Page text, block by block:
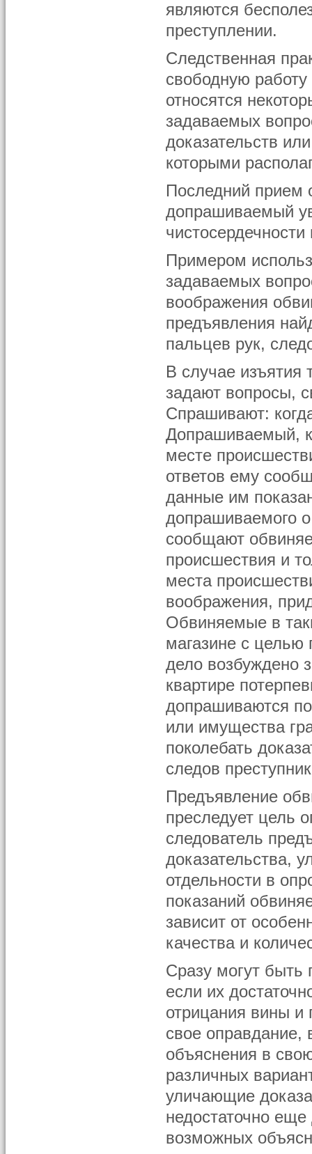
являются
преступлении.
Следственная
свободную
относятся
задаваемых
доказательств
которыми
Последний прием
допрашиваемый
чистосердечности
Примером
задаваемых
воображения
предъявления
пальцев рук,
В случае изъятия
задают вопросы,
Спрашивают:
Допрашиваемый,
месте
ответов ему
данные им
допрашиваемого
сообщают
происшествия и
места
воображения,
Обвиняемые в
магазине с целью
дело возбуждено
квартире
допрашиваются
или имущества
поколебать
следов
Предъявление
преследует цель
следователь
доказательства,
отдельности в
показаний
зависит от
качества и
Сразу могут быть
если их
отрицания вины
свое оправдание,
объяснения в
различных
уличающие
недостаточно
возможных